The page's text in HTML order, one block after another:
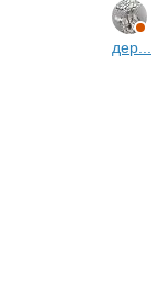
дер...